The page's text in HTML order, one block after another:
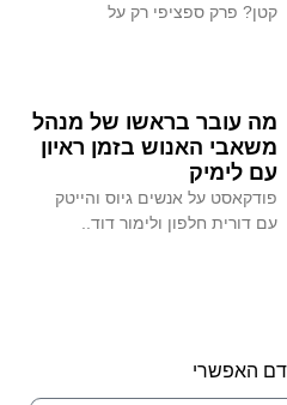
קטן? פרק ספציפי רק על
מה עובר בראשו של מנהל
משאבי האנוש בזמן ראיון
עם לימיק
פודקאסט על אנשים גיוס והייטק
עם דורית חלפון ולימור דוד..
האפשרי